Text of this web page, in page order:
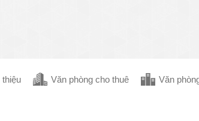
Văn phòng cho thuê Văn